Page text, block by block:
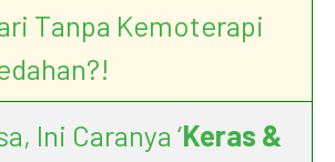
Tanpa Kemoterapi
Ini Caranya ‘Keras &